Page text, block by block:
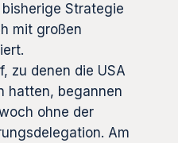
Strategie
mit großen
zu denen die USA
hatten, begannen
ohne der
Am